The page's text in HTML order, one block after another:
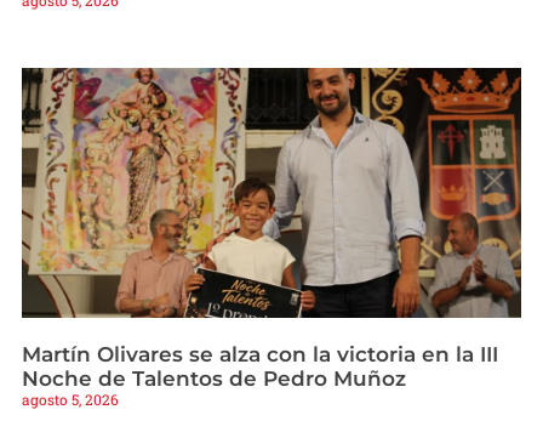
Martín Olivares se alza con la victoria en la III
Noche de Talentos de Pedro Muñoz
agosto 5, 2026